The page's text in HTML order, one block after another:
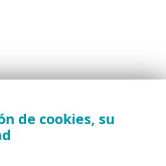
comunidad de
de cookies, su